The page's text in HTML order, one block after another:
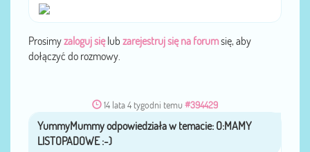
Prosimyzaloguj sięlub zarejestruj się na forumsię, aby
dołączyć do rozmowy.
14 lata 4 tygodni temu #394429
przezYummyMummy